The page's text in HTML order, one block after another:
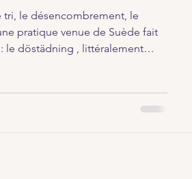
tri, le désencombrement, le
pratique venue de Suède fait
le döstädning , littéralement
qu'on ne l'imagine. Qu'est-
terme suédois aux racines
a été popularisé en 2017 par